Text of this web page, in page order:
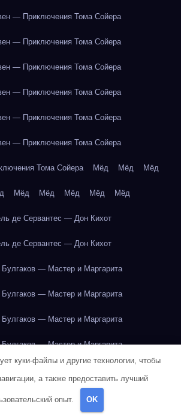
— Приключения Тома Сойера
— Приключения Тома Сойера
— Приключения Тома Сойера
— Приключения Тома Сойера
— Приключения Тома Сойера
— Приключения Тома Сойера
Тома Сойера Мёд Мёд Мёд
Мёд Мёд Мёд Мёд Мёд
де Сервантес — Дон Кихот
де Сервантес — Дон Кихот
— Мастер и Маргарита
— Мастер и Маргарита
— Мастер и Маргарита
— Мастер и Маргарита
Булгаков — Мастер и Маргарита
куки-файлы и другие технологии, чтобы
а также предоставить лучший
опыт. OK